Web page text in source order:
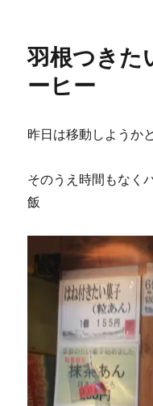
羽根つきた
ーヒー
昨日は移動しようか
そのうえ時間もなく
飯